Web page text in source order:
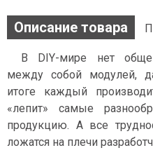
Описание товара
В DIY-мире нет
между собой модулей,
итоге каждый
«лепит» самые
продукцию. А все
ложатся на плечи